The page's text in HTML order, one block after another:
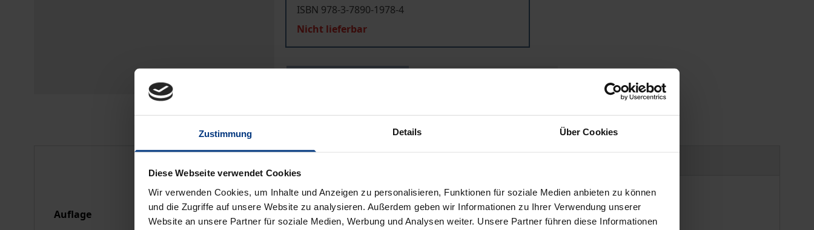
Zustimmung Details Über Cookies
Diese Webseite verwendet Cookies
Wir verwenden Cookies, um Inhalte und Anzeigen zu personalisieren, Funktionen für soziale Medien anbieten zu können
und die Zugriffe auf unsere Website zu analysieren. Außerdem geben wir Informationen zu Ihrer Verwendung unserer
Website an unsere Partner für soziale Medien, Werbung und Analysen weiter. Unsere Partner führen diese Informationen
ISBN 978-3-7890-1978-4
Nicht lieferbar
Auflage
1